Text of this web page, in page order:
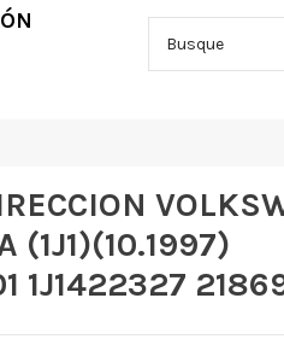
(1J1)(10.1997)
1J1422327